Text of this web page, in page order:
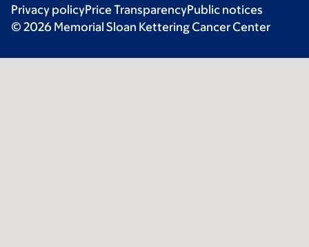
Privacy policyPrice TransparencyPublic notices
© 2026 Memorial Sloan Kettering Cancer Center